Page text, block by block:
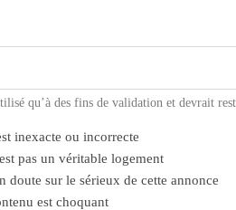
qu’à des fins de validation et devrait
inexacte ou incorrecte
pas un véritable logement
doute sur le sérieux de cette annonce
est choquant